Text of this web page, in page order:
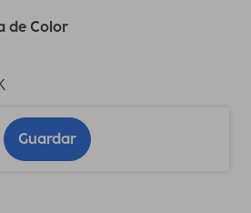
de Color
Guardar